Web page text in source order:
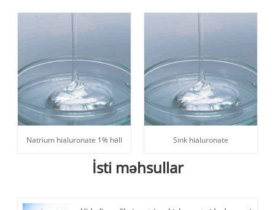
Natrium hialuronate 1% həll Sink hialuronate
İsti məhsullar